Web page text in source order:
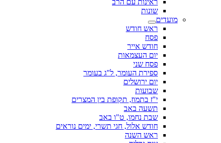
ראינות עם הרב
שונות
מועדים
ראש חודש
פסח
חודש אייר
יום העצמאות
פסח שני
ספירת העומר, ל"ג בעומר
יום ירושלים
שבועות
י"ז בתמוז, תקופת בין המצרים
תשעה באב
שבת נחמו, ט"ו באב
חודש אלול, חגי תשרי, ימים נוראים
ראש השנה